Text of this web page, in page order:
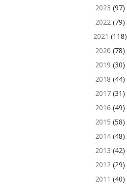
2023 (97)
2022(79)
2021 (118)
2020 (78)
2019 (30)
2018 (44)
2017(31)
2016 (49)
2015 (58)
2014(48)
2013 (42)
2012(29)
2011 (40)